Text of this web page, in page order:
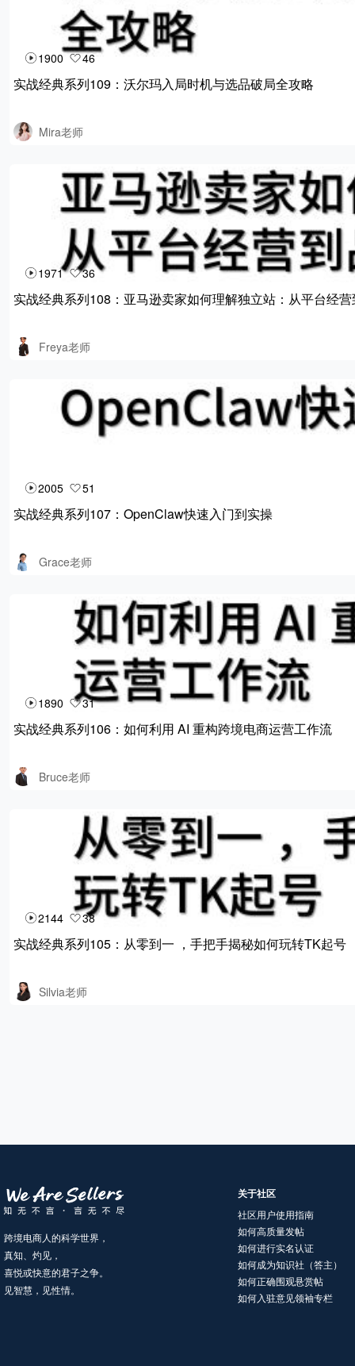
1900 46
实战经典系列109：沃尔玛入局时机与选品破局全攻略
Mira老师
1971 36
实战经典系列108：亚马逊卖家如何理解独立站：从平台经
Freya老师
2005 51
实战经典系列107：OpenClaw快速入门到实操
Grace老师
1890 31
实战经典系列106：如何利用 AI 重构跨境电商运营工作流
Bruce老师
2144 38
实战经典系列105：从零到一 ，手把手揭秘如何玩转TK起号
Silvia老师
跨境电商人的科学世界，
真知、灼见，
喜悦或快意的君子之争。
见智慧，见性情。
关于社区
社区用户使用指南
如何高质量发帖
如何进行实名认证
如何成为知识社（答主）
如何正确围观悬赏帖
如何入驻意见领袖专栏